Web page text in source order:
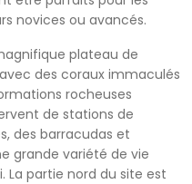
novices ou avancés.
plateau de
des coraux immaculés
rocheuses
de stations de
des barracudas et
grande variété de vie
La partie nord du site est